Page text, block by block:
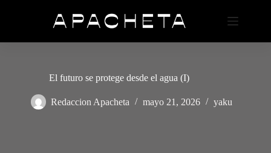
El futuro se protege desde el agua (I)
Redaccion Apacheta mayo 21, 2026 yaku